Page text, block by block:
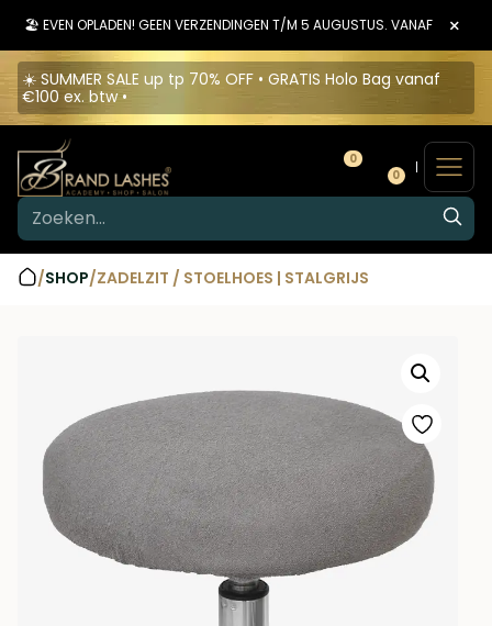
🏖️ EVEN OPLADEN! GEEN VERZENDINGEN T/M 5 AUGUSTUS. VANAF 6 ×
☀️ SUMMER SALE up tp 70% OFF • GRATIS Holo Bag vanaf
€100 ex. btw •
0
0
/SHOP/ZADELZIT / STOELHOES | STALGRIJS